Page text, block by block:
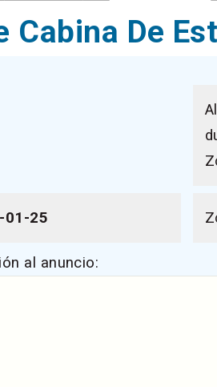
Cabina De
01-25
al anuncio: